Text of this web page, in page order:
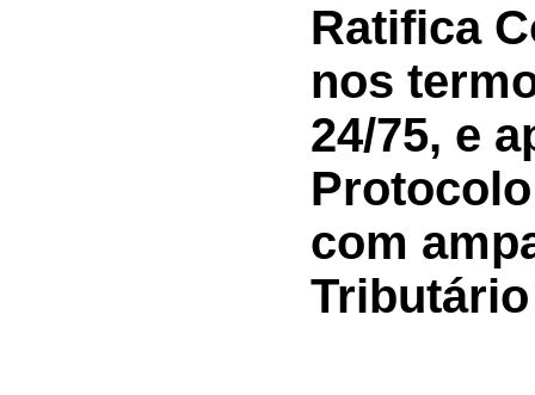
Ratifica
nos
24/75, e
com